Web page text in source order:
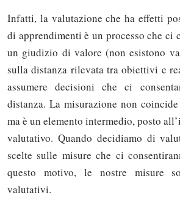
Infatti, la valutazione che ha effetti
di apprendimenti è un processo che ci
un giudizio di valore (non esistono
sulla distanza rilevata tra obiettivi e
assumere decisioni che ci
distanza. La misurazione non
ma è un elemento intermedio, posto
valutativo. Quando decidiamo di
scelte sulle misure che ci
questo motivo, le nostre misure
valutativi.